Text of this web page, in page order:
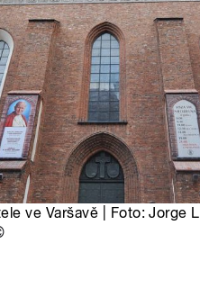
ve Varšavě | Foto: Jorge